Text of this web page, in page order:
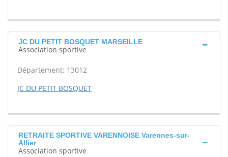
JC DU PETIT BOSQUET MARSEILLE
Association sportive
Département: 13012
JC DU PETIT BOSQUET
RETRAITE SPORTIVE VARENNOISE Varennes-sur-
Allier
Association sportive